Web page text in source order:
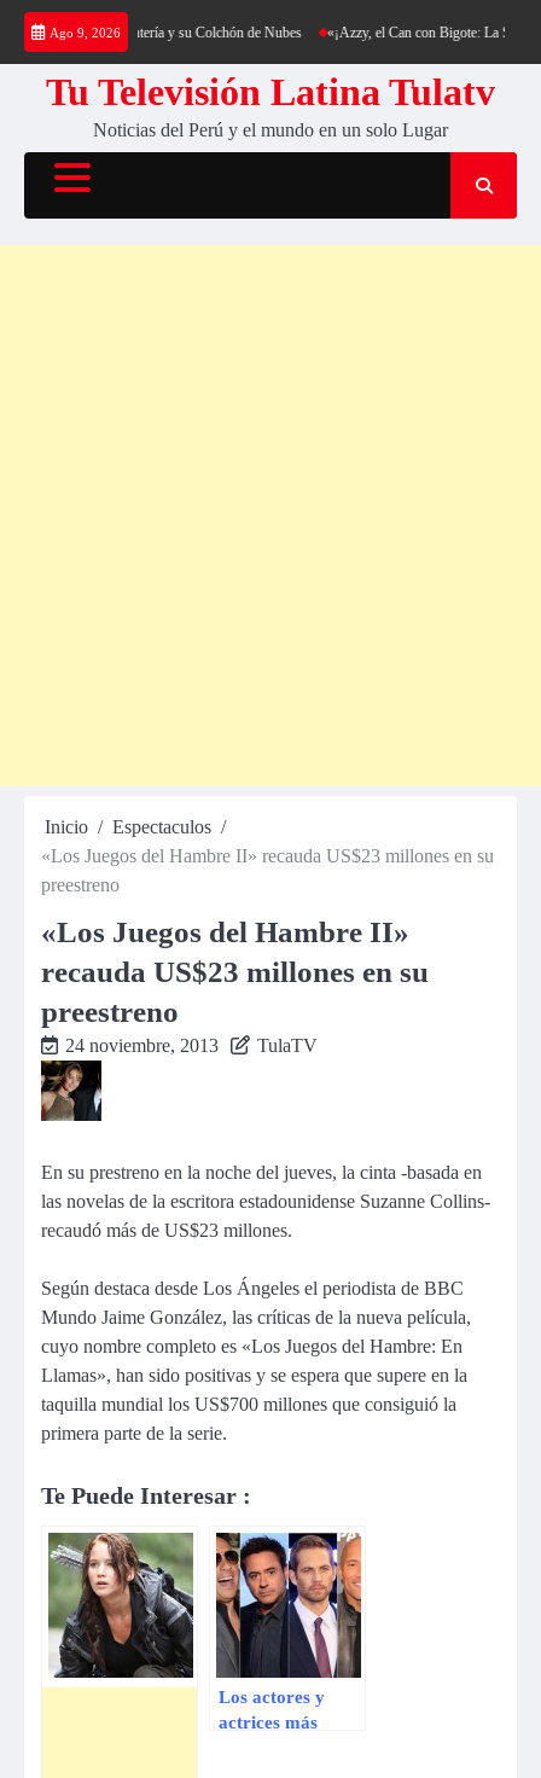
Saltar
contenido
Ago 9, 2026
al Cerro Cantería y su Colchón de Nubes «¡Azzy, el Can con Bigote: La Sensación
Tu Televisión Latina Tulatv
Noticias del Perú y el mundo en un solo Lugar
Inicio
Espectaculos
«Los Juegos del Hambre II» recauda US$23 millones en su
preestreno
«Los Juegos del Hambre II»
recauda US$23 millones en su
preestreno
24 noviembre, 2013 TulaTV
En su prestreno en la noche del jueves, la cinta -basada en
las novelas de la escritora estadounidense Suzanne Collins-
recaudó más de US$23 millones.
Según destaca desde Los Ángeles el periodista de BBC
Mundo Jaime González, las críticas de la nueva película,
cuyo nombre completo es «Los Juegos del Hambre: En
Llamas», han sido positivas y se espera que supere en la
taquilla mundial los US$700 millones que consiguió la
primera parte de la serie.
Te Puede Interesar :
Los actores y
actrices más